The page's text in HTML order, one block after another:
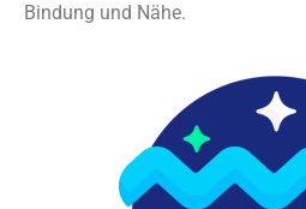
Bindung und Nähe.